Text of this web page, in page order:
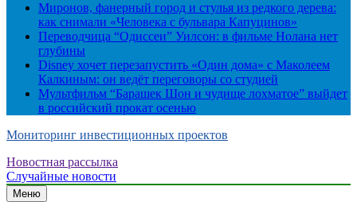
Миронов, фанерный город и стулья из редкого дерева:
как снимали «Человека с бульвара Капуцинов»
Переводчица “Одиссеи” Уилсон: в фильме Нолана нет
глубины
Disney хочет перезапустить «Один дома» с Маколеем
Калкиным: он ведёт переговоры со студией
Мультфильм “Барашек Шон и чудище лохматое” выйдет
в российский прокат осенью
Мониторинг инвестиционных проектов
Новостная рассылка
Случайные новости
Меню